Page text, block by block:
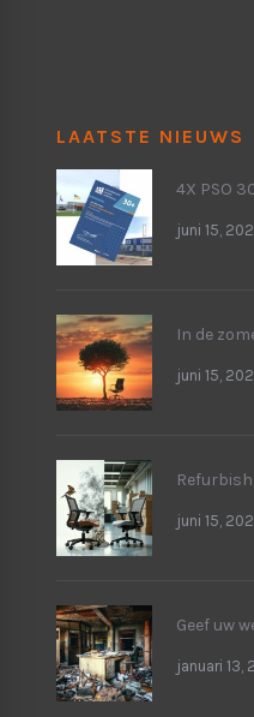
LAATSTE NIEUWS
4X PSO
juni 15,
In de
juni 15,
juni 15,
Geef uw
januari 13,